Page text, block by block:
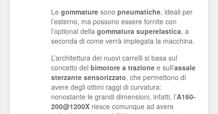
Le gommature sono pneumatiche, ideali per
l’esterno, ma possono essere fornite con
l’optional della gommatura superelastica, a
seconda di come verrà impiegata la macchina.
L’architettura dei nuovi carrelli si basa sul
concetto del bimotore a trazione e sull’assale
sterzante sensorizzato, che permettono di
avere degli ottimi raggi di curvatura:
nonostante le grandi dimensioni, infatti, l’A160-
200@1200X riesce comunque ad avere